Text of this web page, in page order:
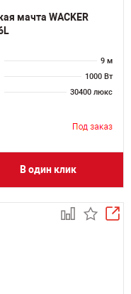
мачта WACKER
9 м
1000 Вт
30400 люкс
В один клик